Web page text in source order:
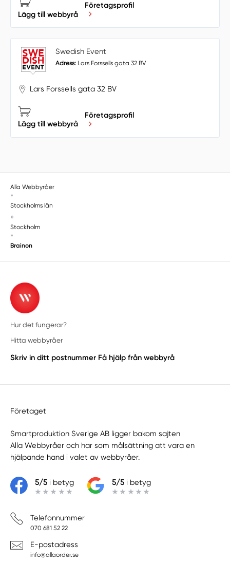
Lägg till webbyrå
Företagsprofil
Swedish Event
Adress: Lars Forssells gata 32 BV
Lars Forssells gata 32 BV
Lägg till webbyrå
Företagsprofil
Alla Webbyråer
»
Stockholms län
»
Stockholm
»
Brainon
Hur det fungerar?
Hitta webbyråer
Skriv in ditt postnummer Få hjälp från webbyrå
Företaget
Smartproduktion Sverige AB ligger bakom sajten
Alla Webbyråer och har som målsättning att vara en
hjälpande hand i valet av webbyråer.
5/5i betyg 5/5i betyg
Telefonnummer
070 681 52 22
E-postadress
info@allaorder.se